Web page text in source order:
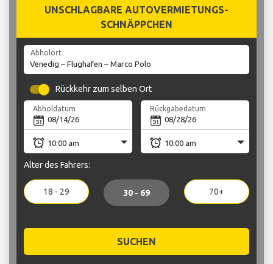
UNSCHLAGBARE AUTOVERMIETUNGS-
SCHNÄPPCHEN
Abholort
Rückkehr zum selben Ort
Abholdatum Rückgabedatum
Alter des Fahrers:
18 - 29 30 - 69 70+
SUCHEN